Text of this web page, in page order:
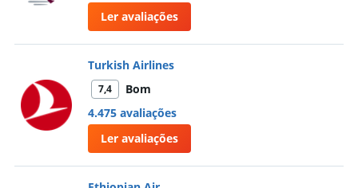
Ler avaliações
Turkish Airlines
7,4
Bom
4.475 avaliações
Ler avaliações